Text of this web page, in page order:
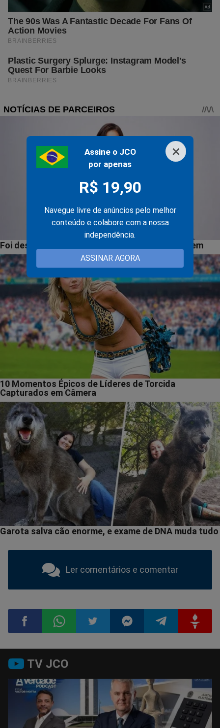
×
Assine o JCO
por apenas
R$ 19,90
Navegue livre de anúncios pelo melhor
conteúdo e colabore com a nossa
independência.
ASSINAR AGORA
Ler comentários e comentar
no
Facebook
no
Whatsapp
no
Twitter
no
Messenger
no
Telegram
no
Gettr
TV JCO